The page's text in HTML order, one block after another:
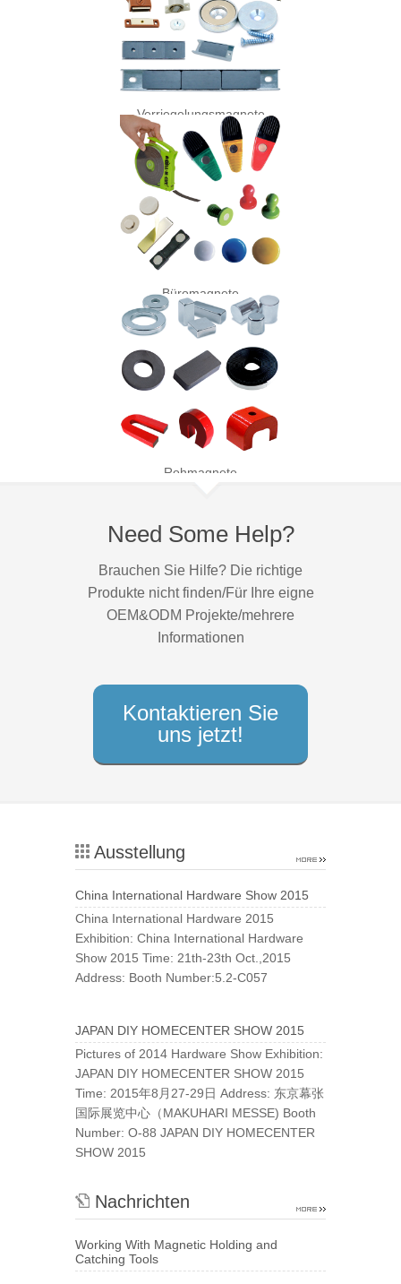
Verriegelungsmagnete
Büromagnete
Rohmagnete
Need Some Help?
Brauchen Sie Hilfe? Die richtige
Produkte nicht finden/Für Ihre eigne
OEM&ODM Projekte/mehrere
Informationen
Kontaktieren Sie
uns jetzt!
Ausstellung
China International Hardware Show 2015
China International Hardware 2015
Exhibition: China International Hardware
Show 2015 Time: 21th-23th Oct.,2015
Address: Booth Number:5.2-C057
JAPAN DIY HOMECENTER SHOW 2015
Pictures of 2014 Hardware Show Exhibition:
JAPAN DIY HOMECENTER SHOW 2015
Time: 2015年8月27-29日 Address: 东京幕张
国际展览中心（MAKUHARI MESSE) Booth
Number: O-88 JAPAN DIY HOMECENTER
SHOW 2015
Nachrichten
Working With Magnetic Holding and
Catching Tools